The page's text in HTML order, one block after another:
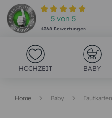
5 von 5
4368Bewertungen
HOCHZEIT BABY
Home Baby Taufkarten